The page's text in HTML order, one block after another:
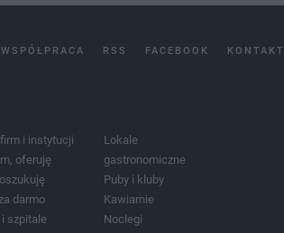
WSPÓŁPRACA RSS FACEBOOK KONTAKT
i instytucji
oferuję
darmo
szpitale
Lokale
gastronomiczne
Puby i kluby
Kawiarnie
Noclegi